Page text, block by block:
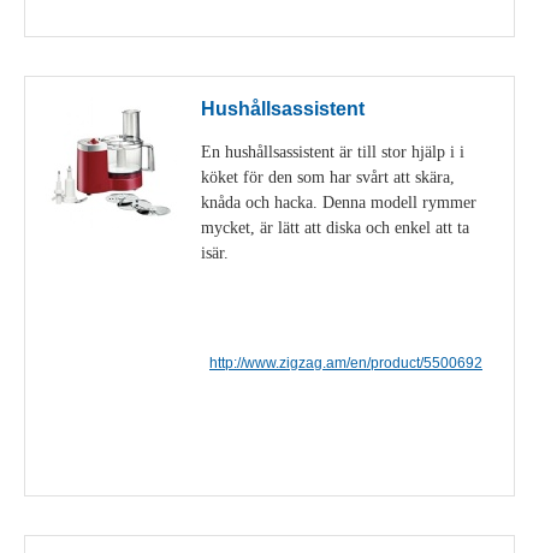
Hushållsassistent
En hushållsassistent är till stor hjälp i i
köket för den som har svårt att skära,
knåda och hacka. Denna modell rymmer
mycket, är lätt att diska och enkel att ta
isär.
http://www.zigzag.am/en/product/5500692